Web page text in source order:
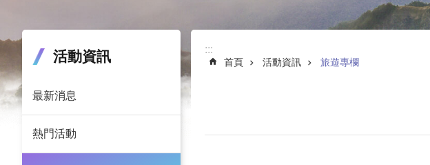
:::
活動資訊
最新消息
熱門活動
:::
首頁 活動資訊 旅遊專欄